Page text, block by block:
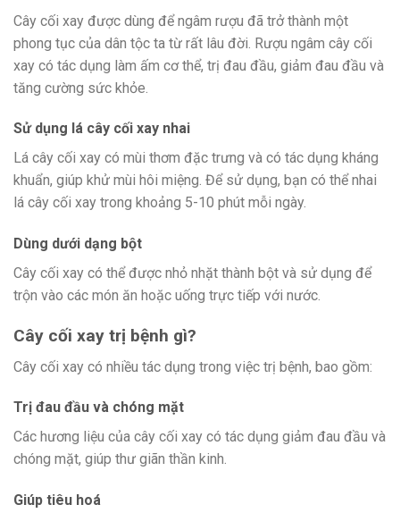
Cây cối xay được dùng để ngâm rượu đã trở thành một
phong tục của dân tộc ta từ rất lâu đời. Rượu ngâm cây cối
xay có tác dụng làm ấm cơ thể, trị đau đầu, giảm đau đầu và
tăng cường sức khỏe.
Sử dụng lá cây cối xay nhai
Lá cây cối xay có mùi thơm đặc trưng và có tác dụng kháng
khuẩn, giúp khử mùi hôi miệng. Để sử dụng, bạn có thể nhai
lá cây cối xay trong khoảng 5-10 phút mỗi ngày.
Dùng dưới dạng bột
Cây cối xay có thể được nhỏ nhặt thành bột và sử dụng để
trộn vào các món ăn hoặc uống trực tiếp với nước.
Cây cối xay trị bệnh gì?
Cây cối xay có nhiều tác dụng trong việc trị bệnh, bao gồm:
Trị đau đầu và chóng mặt
Các hương liệu của cây cối xay có tác dụng giảm đau đầu và
chóng mặt, giúp thư giãn thần kinh.
Giúp tiêu hoá